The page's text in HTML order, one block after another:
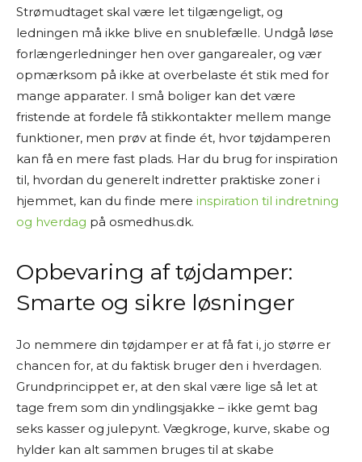
Strømudtaget skal være let tilgængeligt, og
ledningen må ikke blive en snublefælle. Undgå løse
forlængerledninger hen over gangarealer, og vær
opmærksom på ikke at overbelaste ét stik med for
mange apparater. I små boliger kan det være
fristende at fordele få stikkontakter mellem mange
funktioner, men prøv at finde ét, hvor tøjdamperen
kan få en mere fast plads. Har du brug for inspiration
til, hvordan du generelt indretter praktiske zoner i
hjemmet, kan du finde mere inspiration til indretning
og hverdag på osmedhus.dk.
Opbevaring af tøjdamper:
Smarte og sikre løsninger
Jo nemmere din tøjdamper er at få fat i, jo større er
chancen for, at du faktisk bruger den i hverdagen.
Grundprincippet er, at den skal være lige så let at
tage frem som din yndlingsjakke – ikke gemt bag
seks kasser og julepynt. Vægkroge, kurve, skabe og
hylder kan alt sammen bruges til at skabe